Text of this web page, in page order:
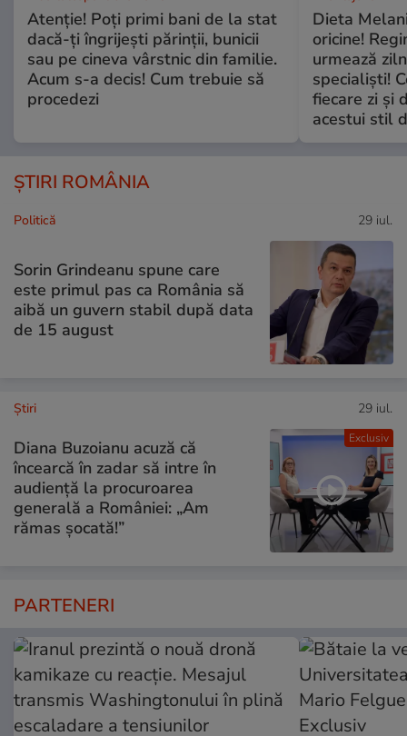
Atenție! Poți primi bani de la stat
dacă-ți îngrijești părinții, bunicii
sau pe cineva vârstnic din familie.
Acum s-a decis! Cum trebuie să
procedezi
Dieta
oricine!
urmează
specialiști!
fiecare zi și
acestui stil
ȘTIRI ROMÂNIA
Politică 29 iul.
Sorin Grindeanu spune care
este primul pas ca România să
aibă un guvern stabil după data
de 15 august
Exclusiv
Ştiri 29 iul.
Diana Buzoianu acuză că
încearcă în zadar să intre în
audiență la procuroarea
generală a României: „Am
rămas șocată!”
PARTENERI